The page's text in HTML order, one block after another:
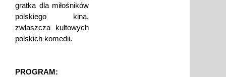
gratka dla miłośników
polskiego kina,
zwłaszcza kultowych
polskich komedii.
PROGRAM: